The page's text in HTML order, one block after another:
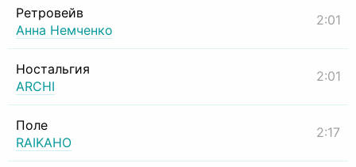
Ретровейв
Анна Немченко
2:01
Ностальгия
ARCHI
2:01
Поле
RAIKAHO
2:17